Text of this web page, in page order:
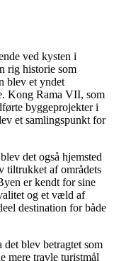
ved kysten i
rig historie som
blev et yndet
Kong Rama VII, som
byggeprojekter i
et samlingspunkt for
det også hjemsted
tiltrukket af områdets
er kendt for sine
og et væld af
destination for både
blev betragtet som
mere travle turistmål